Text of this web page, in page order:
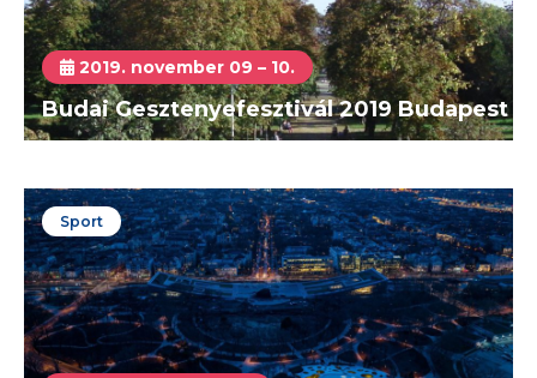
2019. november 09 – 10.
Budai Gesztenyefesztivál 2019 Budapest
Sport